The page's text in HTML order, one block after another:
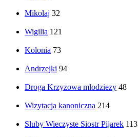
Mikolaj 32
Wigilia 121
Kolonia 73
Andrzejki 94
Droga Krzyzowa mlodziezy 48
Wizytacja kanoniczna 214
Sluby Wieczyste Siostr Pijarek 113